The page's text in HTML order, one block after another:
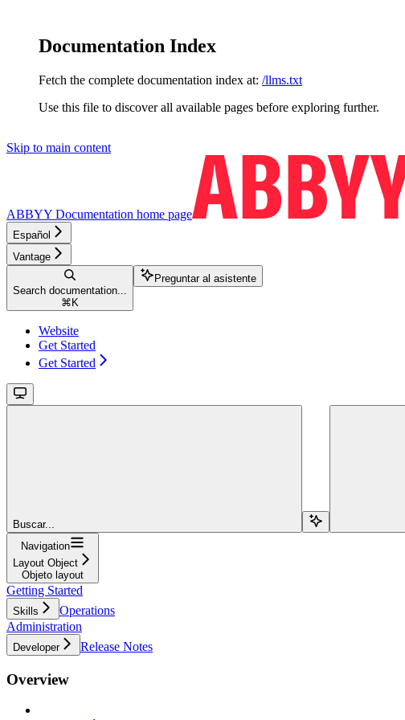
Documentation Index
Fetch the complete documentation index at: /llms.txt
Use this file to discover all available pages before exploring further.
Skip to main content
ABBYY Documentation home page
Español
Vantage
Search documentation...
⌘ K
Preguntar al asistente
Website
Get Started
Get Started
Buscar...
Navigation
Layout Object
Objeto layout
Getting Started
Skills
Operations
Administration
Developer Release Notes
Overview